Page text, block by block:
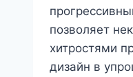
позволяет
хитростями
дизайн в